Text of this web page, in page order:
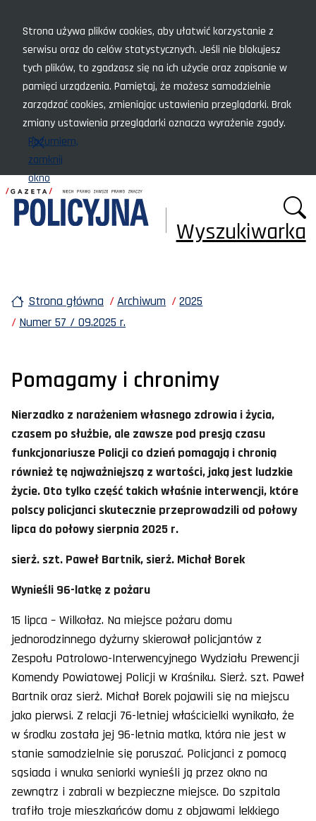
Strona używa plików cookies, aby ułatwić korzystanie z
serwisu oraz do celów statystycznych. Jeśli nie blokujesz
tych plików, to zgadzasz się na ich użycie oraz zapisanie w
pamięci urządzenia. Pamiętaj, że możesz samodzielnie
zarządzać cookies, zmieniając ustawienia przeglądarki. Brak
zmiany ustawienia przeglądarki oznacza wyrażenie zgody.
Rozumiem,
zamknij
okno
Wyszukiwarka
Strona główna Archiwum
2025
Numer 57 / 09.2025 r.
Pomagamy i chronimy
Nierzadko z narażeniem własnego zdrowia i życia,
czasem po służbie, ale zawsze pod presją czasu
funkcjonariusze Policji co dzień pomagają i chronią
również tę najważniejszą z wartości, jaką jest ludzkie
życie. Oto tylko część takich właśnie interwencji, które
polscy policjanci skutecznie przeprowadzili od połowy
lipca do połowy sierpnia 2025 r.
sierż. szt. Paweł Bartnik, sierż. Michał Borek
Wynieśli 96-latkę z pożaru
15 lipca – Wilkołaz. Na miejsce pożaru domu
jednorodzinnego dyżurny skierował policjantów z
Zespołu Patrolowo-Interwencyjnego Wydziału Prewencji
Komendy Powiatowej Policji w Kraśniku. Sierż. szt. Paweł
Bartnik oraz sierż. Michał Borek pojawili się na miejscu
jako pierwsi. Z relacji 76-letniej właścicielki wynikało, że
w środku została jej 96-letnia matka, która nie jest w
stanie samodzielnie się poruszać. Policjanci z pomocą
sąsiada i wnuka seniorki wynieśli ją przez okno na
zewnątrz i zabrali w bezpieczne miejsce. Do szpitala
trafiło troje mieszkańców domu z objawami lekkiego